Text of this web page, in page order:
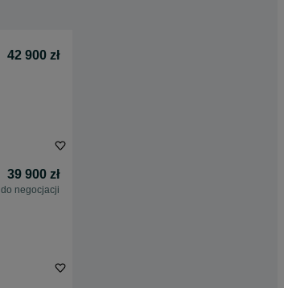
42 900 zł
39 900 zł
do negocjacji